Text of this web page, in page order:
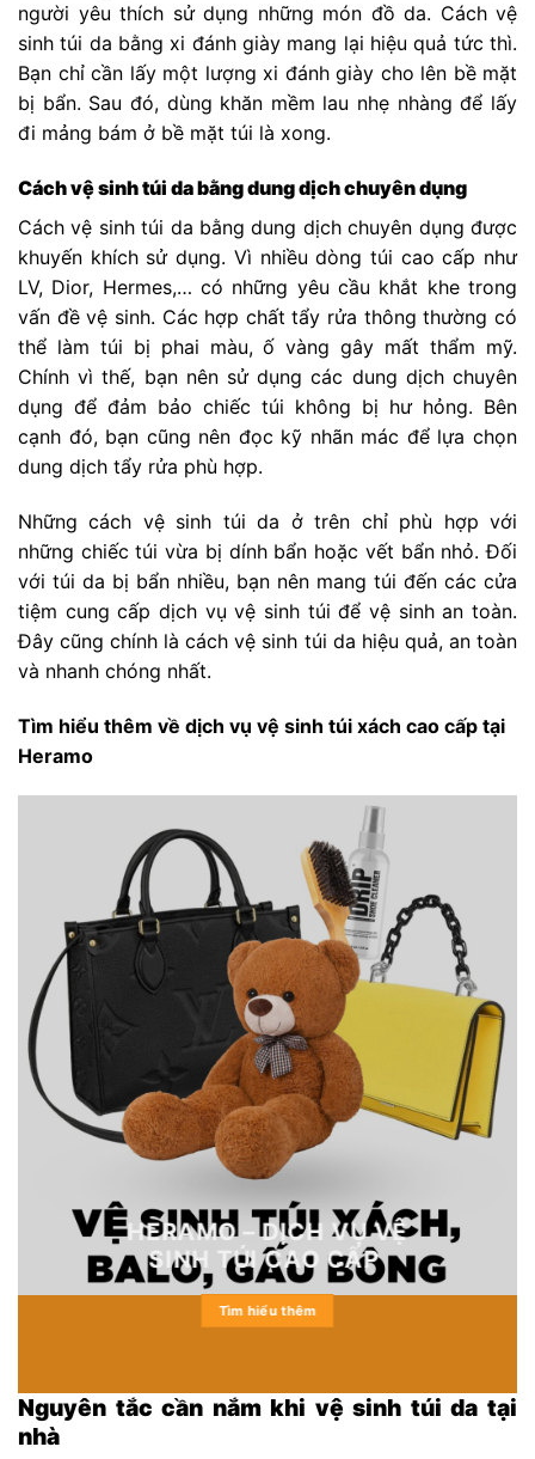
người yêu thích sử dụng những món đồ da. Cách vệ
sinh túi da bằng xi đánh giày mang lại hiệu quả tức thì.
Bạn chỉ cần lấy một lượng xi đánh giày cho lên bề mặt
bị bẩn. Sau đó, dùng khăn mềm lau nhẹ nhàng để lấy
đi mảng bám ở bề mặt túi là xong.
Cách vệ sinh túi da bằng dung dịch chuyên dụng
Cách vệ sinh túi da bằng dung dịch chuyên dụng được
khuyến khích sử dụng. Vì nhiều dòng túi cao cấp như
LV, Dior, Hermes,… có những yêu cầu khắt khe trong
vấn đề vệ sinh. Các hợp chất tẩy rửa thông thường có
thể làm túi bị phai màu, ố vàng gây mất thẩm mỹ.
Chính vì thế, bạn nên sử dụng các dung dịch chuyên
dụng để đảm bảo chiếc túi không bị hư hỏng. Bên
cạnh đó, bạn cũng nên đọc kỹ nhãn mác để lựa chọn
dung dịch tẩy rửa phù hợp.
Những cách vệ sinh túi da ở trên chỉ phù hợp với
những chiếc túi vừa bị dính bẩn hoặc vết bẩn nhỏ. Đối
với túi da bị bẩn nhiều, bạn nên mang túi đến các cửa
tiệm cung cấp dịch vụ vệ sinh túi để vệ sinh an toàn.
Đây cũng chính là cách vệ sinh túi da hiệu quả, an toàn
và nhanh chóng nhất.
Tìm hiểu thêm về dịch vụ vệ sinh túi xách cao cấp tại
Heramo
HERAMO – DỊCH VỤ VỆ
SINH TÚI CAO CẤP
Tìm hiểu thêm
Nguyên tắc cần nắm khi vệ sinh túi da tại
nhà